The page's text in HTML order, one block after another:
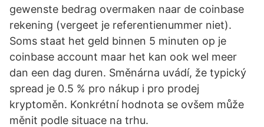
gewenste bedrag overmaken naar de coinbase
rekening (vergeet je referentienummer niet).
Soms staat het geld binnen 5 minuten op je
coinbase account maar het kan ook wel meer
dan een dag duren. Směnárna uvádí, že typický
spread je 0.5 % pro nákup i pro prodej
kryptoměn. Konkrétní hodnota se ovšem může
měnit podle situace na trhu.